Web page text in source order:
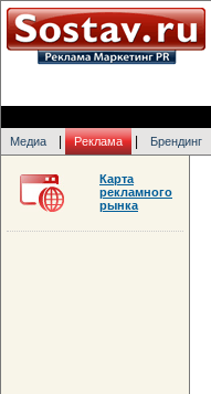
Медиа Реклама Брендинг
Карта
рекламного
рынка